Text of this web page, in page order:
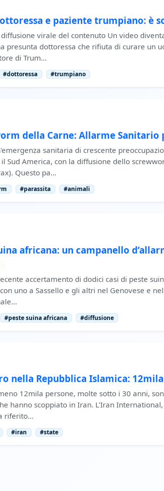
e paziente trumpiano: è
diffusione virale del contenuto Un video
presunta dottoressa che rifiuta di curare un
di Trum…
#dottoressa #trumpiano
della Carne: Allarme Sanitario
sanitaria di crescente
il Sud America, con la diffusione dello
Questo pa…
#parassita #animali
africana: un campanello
accertamento di dodici casi di peste
uno a Sassello e gli altri nel Genovese e
#peste suina africana #diffusione
nella Repubblica Islamica:
12mila persone, molte sotto i 30 anni,
hanno scoppiato in Iran. L'Iran
riferito…
#iran #state